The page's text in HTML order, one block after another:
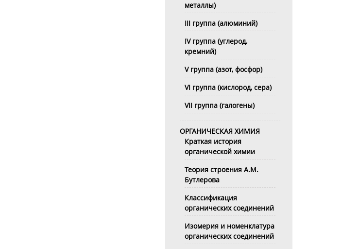
металлы)
III группа (алюминий)
IV группа (углерод,
кремний)
V группа (азот, фосфор)
VI группа (кислород, сера)
VII группа (галогены)
ОРГАНИЧЕСКАЯ ХИМИЯ
Краткая история
органической химии
Теория строения А.М.
Бутлерова
Классификация
органических соединений
Изомерия и номенклатура
органических соединений